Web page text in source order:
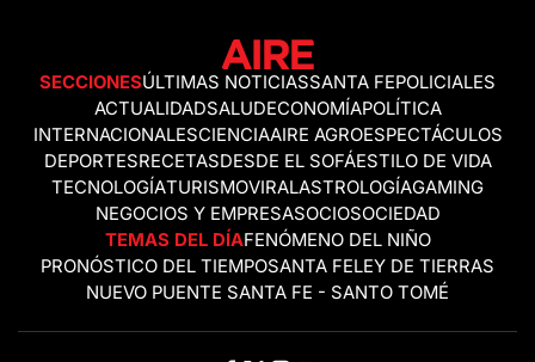
SECCIONESÚLTIMAS NOTICIASSANTA FEPOLICIALES
ACTUALIDADSALUDECONOMÍAPOLÍTICA
INTERNACIONALESCIENCIAAIRE AGROESPECTÁCULOS
DEPORTESRECETASDESDE EL SOFÁESTILO DE VIDA
TECNOLOGÍATURISMOVIRALASTROLOGÍAGAMING
NEGOCIOS Y EMPRESASOCIOSOCIEDAD
TEMAS DEL DÍAFENÓMENO DEL NIÑO
PRONÓSTICO DEL TIEMPOSANTA FELEY DE TIERRAS
NUEVO PUENTE SANTA FE - SANTO TOMÉ